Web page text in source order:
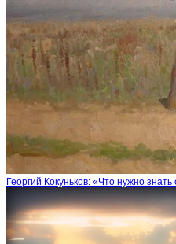
Георгий Кокуньков: «Что нужно